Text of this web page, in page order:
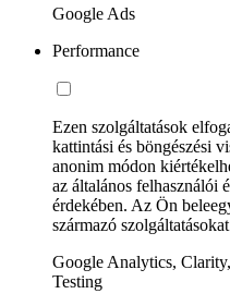
Google Ads
Performance
Ezen szolgáltatások
kattintási és böngészési
anonim módon
az általános felhasználói
érdekében. Az Ön
származó
Google Analytics,
Testing